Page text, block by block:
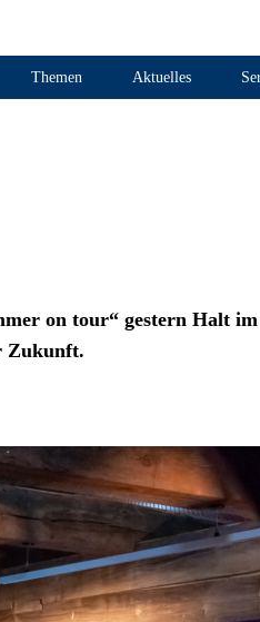
Themen Aktuelles
on tour“ gestern Halt
Zukunft.